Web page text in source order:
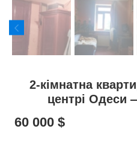
2-кімнатна
центрі Одеси
60 000 $